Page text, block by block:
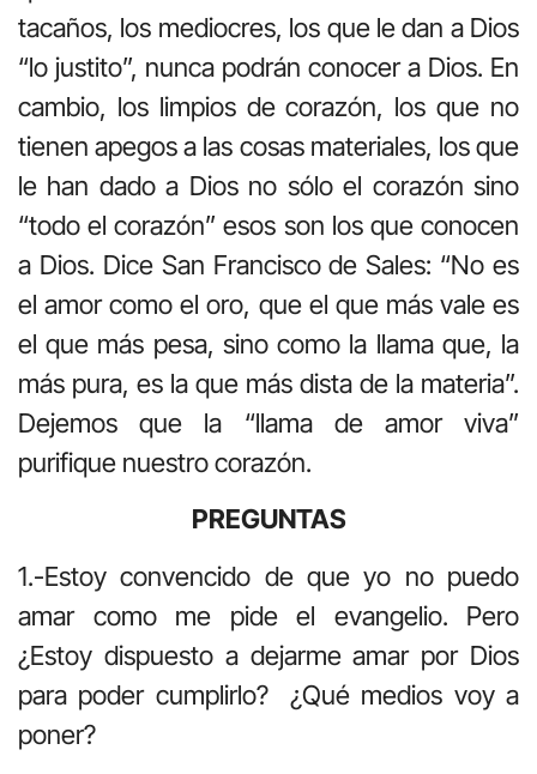
tacaños, los mediocres, los que le dan a Dios
“lo justito”, nunca podrán conocer a Dios. En
cambio, los limpios de corazón, los que no
tienen apegos a las cosas materiales, los que
le han dado a Dios no sólo el corazón sino
“todo el corazón” esos son los que conocen
a Dios. Dice San Francisco de Sales: “No es
el amor como el oro, que el que más vale es
el que más pesa, sino como la llama que, la
más pura, es la que más dista de la materia”.
Dejemos que la “llama de amor viva”
purifique nuestro corazón.
PREGUNTAS
1.-Estoy convencido de que yo no puedo
amar como me pide el evangelio. Pero
¿Estoy dispuesto a dejarme amar por Dios
para poder cumplirlo? ¿Qué medios voy a
poner?